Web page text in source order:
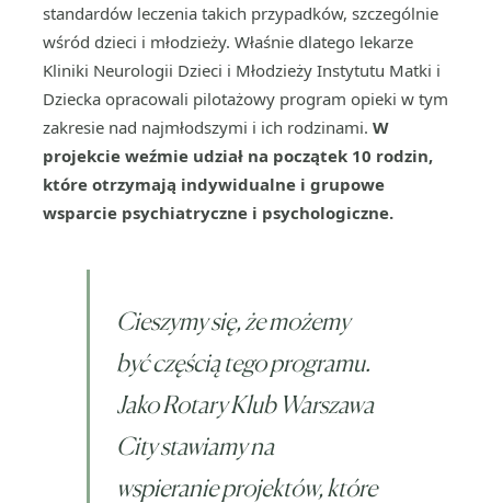
standardów leczenia takich przypadków, szczególnie
wśród dzieci i młodzieży. Właśnie dlatego lekarze
Kliniki Neurologii Dzieci i Młodzieży Instytutu Matki i
Dziecka opracowali pilotażowy program opieki w tym
zakresie nad najmłodszymi i ich rodzinami. W
projekcie weźmie udział na początek 10 rodzin,
które otrzymają indywidualne i grupowe
wsparcie psychiatryczne i psychologiczne.
Cieszymy się, że możemy
być częścią tego programu.
Jako Rotary Klub Warszawa
City stawiamy na
wspieranie projektów, które